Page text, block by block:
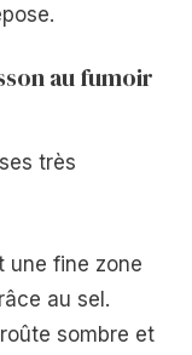
au fumoir
très
une fine zone
au sel.
sombre et